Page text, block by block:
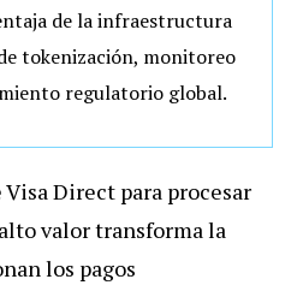
de la infraestructura
tokenización, monitoreo
regulatorio global.
Direct para procesar
valor transforma la
los pagos